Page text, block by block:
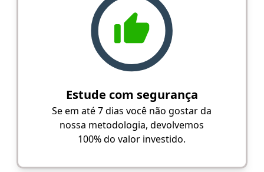
Estude com segurança
Se em até 7 dias você não gostar da
nossa metodologia, devolvemos
100% do valor investido.